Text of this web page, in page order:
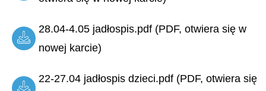
28.04-4.05 jadłospis.pdf (PDF, otwiera się w
nowej karcie)
22-27.04 jadłospis dzieci.pdf (PDF, otwiera się